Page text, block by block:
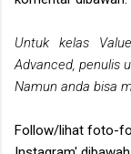
Untuk kelas
Advanced, penulis
Namun anda bisa
Follow/lihat foto-